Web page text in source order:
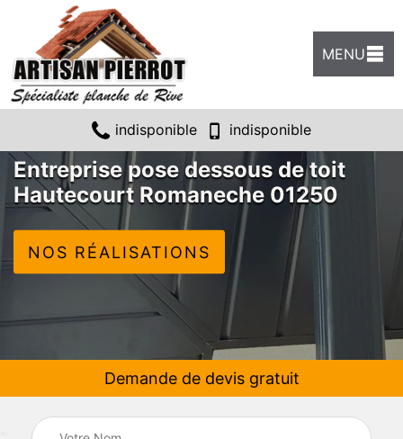
MENU
indisponible indisponible
Entreprise pose dessous de toit
Hautecourt Romaneche 01250
NOS RÉALISATIONS
Demande de devis gratuit